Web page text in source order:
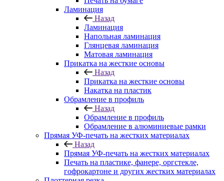
Ламинация
Назад
Ламинация
Напольная ламинация
Глянцевая ламинация
Матовая ламинация
Прикатка на жесткие основы
Назад
Прикатка на жесткие основы
Накатка на пластик
Обрамление в профиль
Назад
Обрамление в профиль
Обрамление в алюминиевые рамки
Прямая УФ-печать на жестких материалах
Назад
Прямая УФ-печать на жестких материалах
Печать на пластике, фанере, оргстекле,
гофрокартоне и других жестких материалах